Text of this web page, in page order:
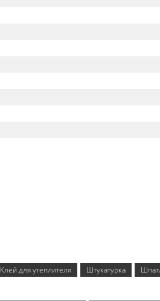
Клей для утеплителя Штукатурка